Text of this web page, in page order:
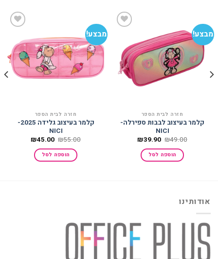
מבצע!
הוסף
למועדפים
חזרה לבית הספר
קלמר בעיצוב לבבות ספירלה-
NICI
₪49.00 המחיר
היה:
₪49.00.
₪39.90 המחיר
הוא:
₪39.90. הוספה לסל
מבצע!
הוסף
למועדפים
חזרה לבית הספר
קלמר בעיצוב גלידה 2025-
NICI
₪55.00 המחיר
היה:
₪55.00.
₪45.00 המחיר
הוא:
₪45.00. הוספה לסל
אודותינו